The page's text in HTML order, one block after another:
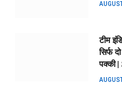
टीम
सिर्फ
पक्की